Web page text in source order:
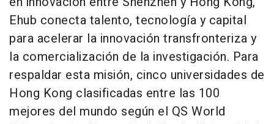
Ehub conecta talento, tecnología y capital
para acelerar la innovación transfronteriza y
la comercialización de la investigación. Para
respaldar esta misión, cinco universidades de
Hong Kong clasificadas entre las 100
mejores del mundo según el QS World